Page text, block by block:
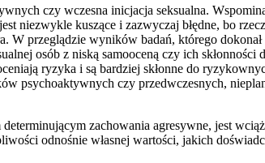
czy wczesna inicjacja seksualna.
niezwykle kuszące i zazwyczaj błędne, bo
W przeglądzie wyników badań, którego dokonał
osób z niską samooceną czy ich skłonności
ryzyka i są bardziej skłonne do
psychoaktywnych czy przedwczesnych,
zachowania agresywne, jest
odnośnie własnej wartości, jakich